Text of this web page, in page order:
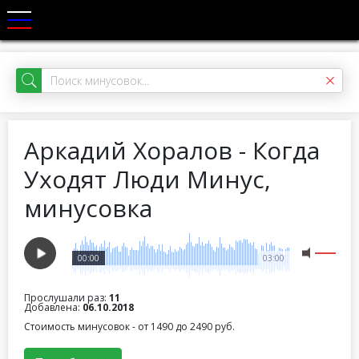
Аркадий Хоралов - Когда
Уходят Люди Минус,
минусовка
03:00
00:00
Прослушали раз: 11
Добавлена: 06.10.2018
Стоимость минусовок - от 1490 до 2490 руб.